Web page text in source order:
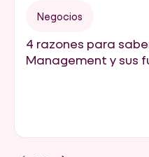
Negocios
4 razones para
Management y sus